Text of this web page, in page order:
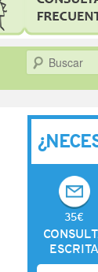
Buscar
35€
ESCRITA